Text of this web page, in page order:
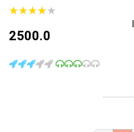
★★★★★
★★★★★
2500.0